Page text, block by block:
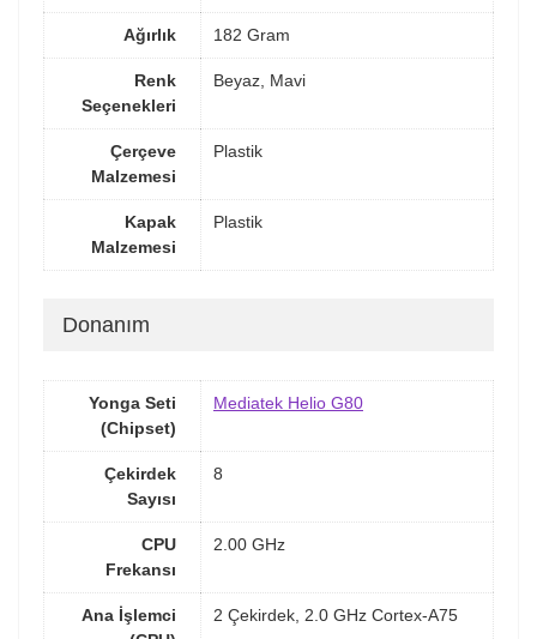
Ağırlık 182 Gram
Renk
Seçenekleri
Beyaz, Mavi
Çerçeve
Malzemesi
Plastik
Kapak
Malzemesi
Plastik
Donanım
Yonga Seti
(Chipset)
Mediatek Helio G80
Çekirdek
Sayısı
8
CPU
Frekansı
2.00 GHz
Ana İşlemci
2 Çekirdek, 2.0 GHz Cortex-A75